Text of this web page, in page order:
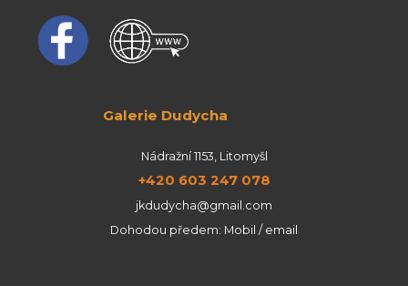
Galerie Dudycha
Nádražní 1153, Litomyšl
+420 603 247 078
jkdudycha@gmail.com
Dohodou předem: Mobil / email